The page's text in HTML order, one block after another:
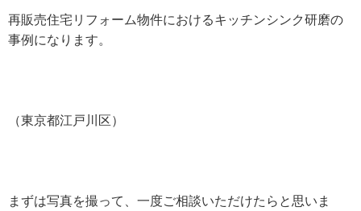
再販売住宅リフォーム物件におけるキッチンシンク研磨の
事例になります。
（東京都江戸川区）
まずは写真を撮って、一度ご相談いただけたらと思いま